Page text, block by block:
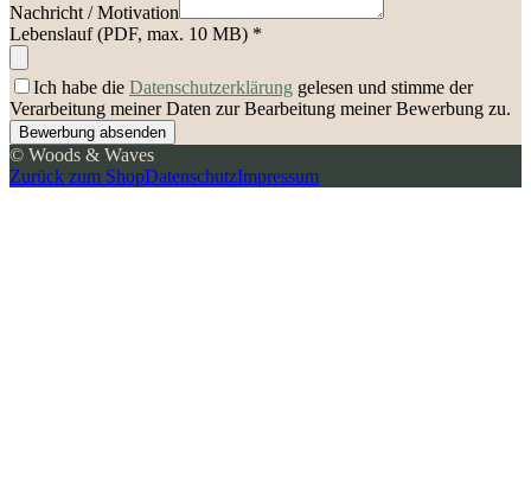
Nachricht / Motivation
Lebenslauf (PDF, max. 10 MB) *
Ich habe die Datenschutzerklärung gelesen und stimme der
Verarbeitung meiner Daten zur Bearbeitung meiner Bewerbung zu.
Bewerbung absenden
© Woods & Waves
Zurück zum ShopDatenschutzImpressum